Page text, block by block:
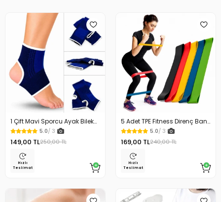
1 Çift Mavi Sporcu Ayak Bilek
Koruyucu Ağrı Bandajı Ayak
Bandajı Sporcu Bilekliği
5.0/ 3
149,00 TL250,00 TL
Hızlı
Teslimat
5 Adet TPE Fitness Direnç Bant
Seti Kalça Bacak Pilates ve
Güç Antrenmanı Direnç Bandı
5.0/ 3
169,00 TL240,00 TL
Hızlı
Teslimat